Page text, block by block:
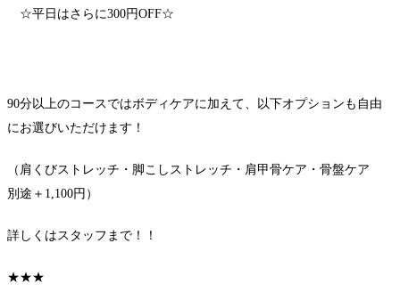
☆平日はさらに300円OFF☆
90分以上のコースではボディケアに加えて、以下オプションも自由
にお選びいただけます！
（肩くびストレッチ・脚こしストレッチ・肩甲骨ケア・骨盤ケア
別途＋1,100円）
詳しくはスタッフまで！！
★★★